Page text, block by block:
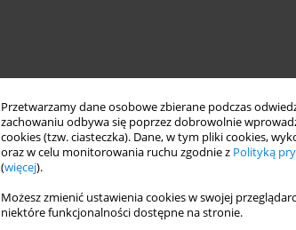
Przetwarzamy dane osobowe zbierane podczas
zachowaniu odbywa się poprzez dobrowolnie
cookies (tzw. ciasteczka). Dane, w tym pliki cookies,
oraz w celu monitorowania ruchu zgodnie z Polityką
(więcej).
Możesz zmienić ustawienia cookies w swojej
niektóre funkcjonalności dostępne na stronie.